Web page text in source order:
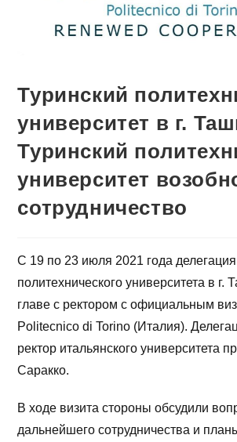
Туринский
университет в г.
Туринский
университет
сотрудничество
С 19 по 23 июля 2021 года делегация
политехнического университета в г.
главе с ректором с официальным
Politecnico di Torino (Италия).
ректор итальянского университета
Саракко.
В ходе визита стороны обсудили
дальнейшего сотрудничества и